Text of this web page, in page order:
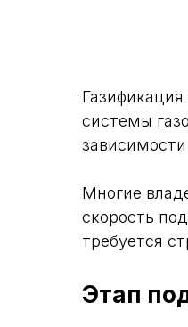
системы
Многие
скорость
требуется
Этап